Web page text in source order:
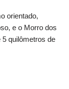
orientado,
e o Morro dos
quilômetros de